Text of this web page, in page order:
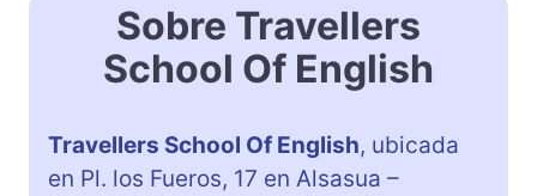
Sobre Travellers
School Of English
Travellers School Of English, ubicada
en Pl. los Fueros, 17 en Alsasua –